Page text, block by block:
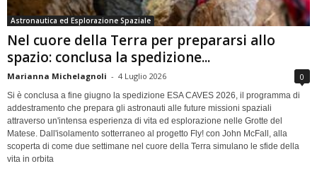
Astronautica ed Esplorazione Spaziale
Nel cuore della Terra per prepararsi allo
spazio: conclusa la spedizione...
Marianna Michelagnoli - 4 Luglio 2026 0
Si è conclusa a fine giugno la spedizione ESA CAVES 2026, il programma di
addestramento che prepara gli astronauti alle future missioni spaziali
attraverso un'intensa esperienza di vita ed esplorazione nelle Grotte del
Matese. Dall'isolamento sotterraneo al progetto Fly! con John McFall, alla
scoperta di come due settimane nel cuore della Terra simulano le sfide della
vita in orbita